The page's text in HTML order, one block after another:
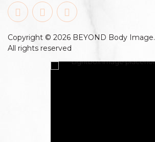
Copyright © 2026 BEYOND Body Image.
All rights reserved